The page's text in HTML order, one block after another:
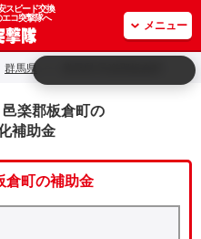
スピード交換
コ突撃隊へ
メニュー
群馬県
楽郡板倉町の
補助金
倉町の補助金